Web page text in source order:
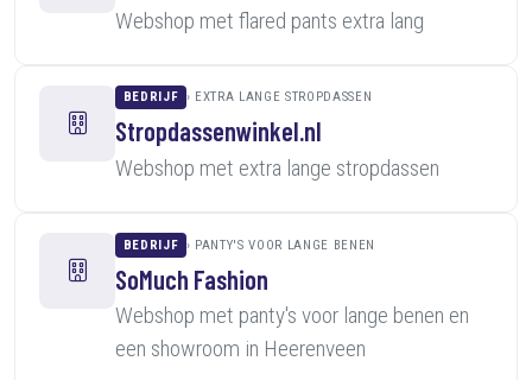
Webshop met flared pants extra lang
BEDRIJF EXTRA LANGE STROPDASSEN
Stropdassenwinkel.nl
Webshop met extra lange stropdassen
BEDRIJF PANTY'S VOOR LANGE BENEN
SoMuch Fashion
Webshop met panty's voor lange benen en
een showroom in Heerenveen